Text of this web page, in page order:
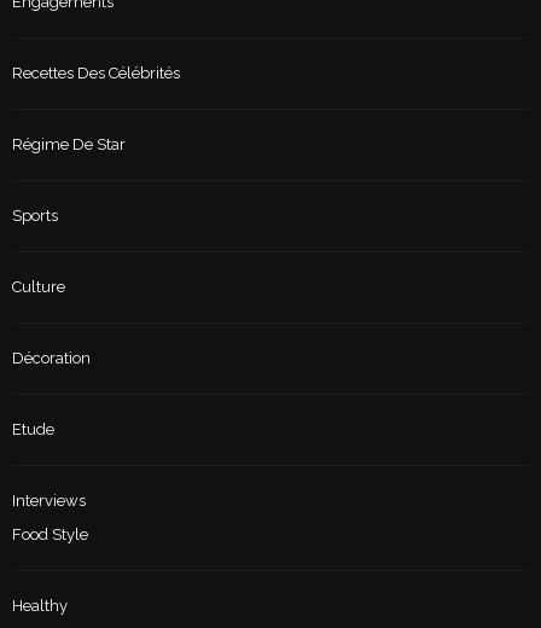
Recettes Des Célébrités
Régime De Star
Sports
Culture
Décoration
Etude
Interviews
Food Style
Healthy